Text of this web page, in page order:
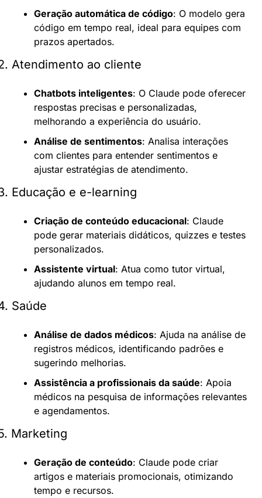
Geração automática de código: O modelo gera
código em tempo real, ideal para equipes com
prazos apertados.
Atendimento ao cliente
Chatbots inteligentes: O Claude pode oferecer
respostas precisas e personalizadas,
melhorando a experiência do usuário.
Análise de sentimentos: Analisa interações
com clientes para entender sentimentos e
ajustar estratégias de atendimento.
Educação e e-learning
Criação de conteúdo educacional: Claude
pode gerar materiais didáticos, quizzes e testes
personalizados.
Assistente virtual: Atua como tutor virtual,
ajudando alunos em tempo real.
Saúde
Análise de dados médicos: Ajuda na análise de
registros médicos, identificando padrões e
sugerindo melhorias.
Assistência a profissionais da saúde: Apoia
médicos na pesquisa de informações relevantes
e agendamentos.
Marketing
Geração de conteúdo: Claude pode criar
artigos e materiais promocionais, otimizando
tempo e recursos.